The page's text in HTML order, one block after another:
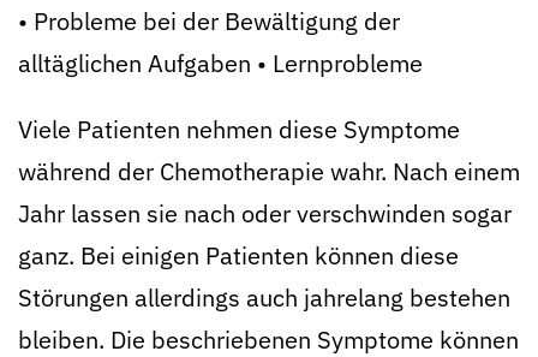
• Probleme bei der Bewältigung der
alltäglichen Aufgaben • Lernprobleme
Viele Patienten nehmen diese Symptome
während der Chemotherapie wahr. Nach einem
Jahr lassen sie nach oder verschwinden sogar
ganz. Bei einigen Patienten können diese
Störungen allerdings auch jahrelang bestehen
bleiben. Die beschriebenen Symptome können